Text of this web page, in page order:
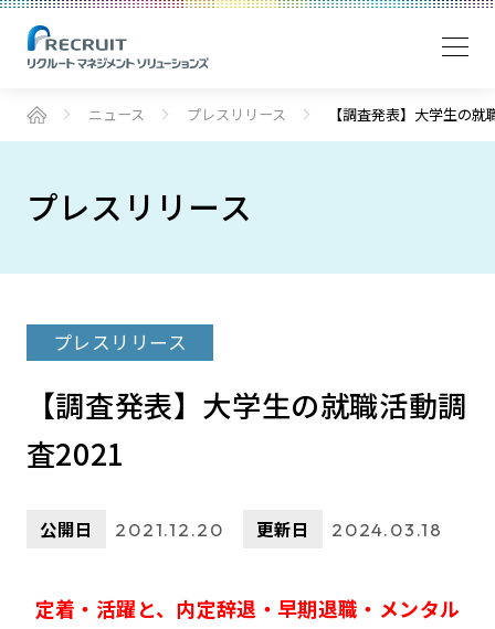
ニュース プレスリリース 【調査発表】大学生の就
プレスリリース
プレスリリース
【調査発表】大学生の就職活動調
査2021
公開日 2021.12.20 更新日 2024.03.18
定着・活躍と、内定辞退・早期退職・メンタル